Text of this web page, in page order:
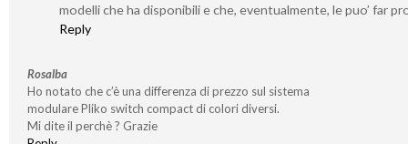
modelli che ha disponibili e che, eventualmente, le puo’ far
Reply
Rosalba
Ho notato che c’è una differenza di prezzo sul sistema
modulare Pliko switch compact di colori diversi.
Mi dite il perchè ? Grazie